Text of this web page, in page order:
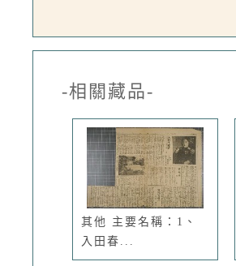
-相關藏品-
其他 主要名稱：1、
入田春...